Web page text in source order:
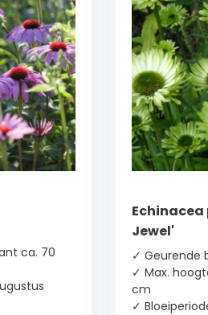
ca. 70
Echinacea
Jewel'
✓ Geurende
✓ Max.
cm
✓